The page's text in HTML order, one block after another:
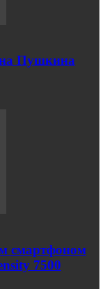
Пушкина
смартфоном
7500